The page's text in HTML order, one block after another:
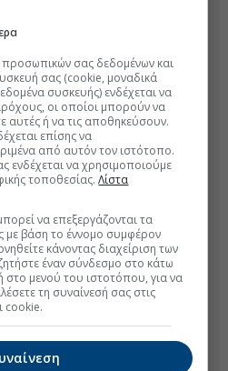
προσωπικών σας δεδομένων και
σας (cookie, μοναδικά
συσκευής) ενδέχεται να
οι οποίοι μπορούν να
ή να τις αποθηκεύσουν.
επίσης να
από αυτόν τον ιστότοπο.
ενδέχεται να χρησιμοποιούμε
τοποθεσίας.Λίστα
να επεξεργάζονται τα
βάση το έννομο συμφέρον
κάνοντας διαχείριση των
έναν σύνδεσμο στο κάτω
στο μενού του ιστοτόπου, για να
τη συναίνεσή σας στις
cookie.